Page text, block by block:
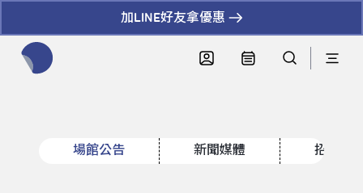
加LINE好友拿優惠
場館公告 新聞媒體 招標資